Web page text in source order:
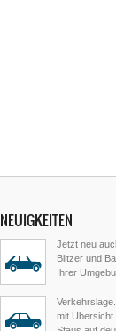
NEUIGKEITEN
Jetzt neu
Blitzer und
Ihrer
mit Übersicht